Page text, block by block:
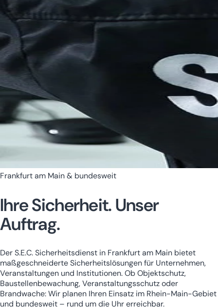
Bremen
Hessen
Frankfurt am Main & bundesweit
Ihre Sicherheit.Unser
Auftrag.
Der S.E.C. Sicherheitsdienst in Frankfurt am Main bietet
maßgeschneiderte Sicherheitslösungen für Unternehmen,
Veranstaltungen und Institutionen. Ob Objektschutz,
Baustellenbewachung, Veranstaltungsschutz oder
Brandwache: Wir planen Ihren Einsatz im Rhein-Main-Gebiet
und bundesweit – rund um die Uhr erreichbar.